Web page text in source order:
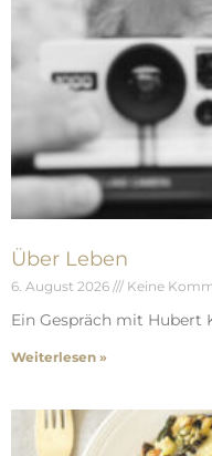
Über Leben
6. August 2026 Keine
Ein Gespräch mit Hubert
Weiterlesen »